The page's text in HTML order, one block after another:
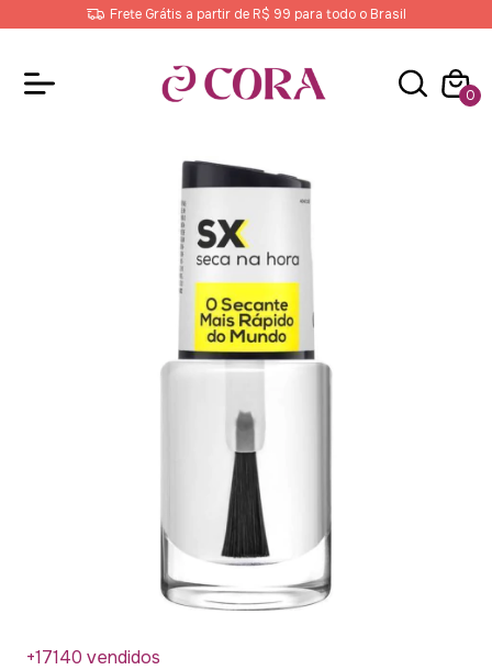
Frete Grátis a partir de R$ 99 para todo o Brasil
0
+17140 vendidos